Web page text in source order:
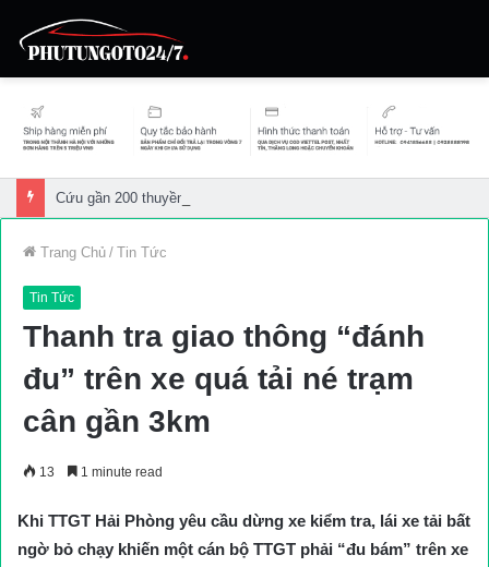
Cứu gần 200 thuyền viên gặp sự cố trên biển
Trang Chủ / Tin Tức
Tin Tức
Thanh tra giao thông “đánh
đu” trên xe quá tải né trạm
cân gần 3km
13 1 minute read
Khi TTGT Hải Phòng yêu cầu dừng xe kiểm tra, lái xe tải bất
ngờ bỏ chạy khiến một cán bộ TTGT phải “đu bám” trên xe